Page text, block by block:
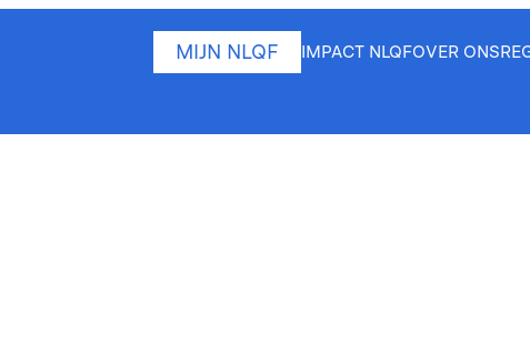
MIJN NLQF IMPACT NLQFOVER ONS